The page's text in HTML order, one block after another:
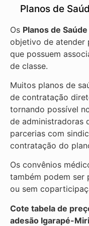
Planos de
Os Planos de
objetivo de atender
que possuem
de classe.
Muitos planos de
de contratação
tornando possível
de administradoras
parcerias com
contratação do
Os convênios
também podem ser
ou sem
Cote tabela de
adesão Igarapé-